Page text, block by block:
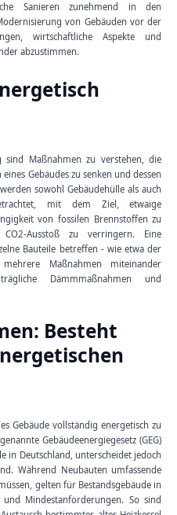
Sanieren zunehmend in den
von Gebäuden vor der
wirtschaftliche Aspekte und
abzustimmen.
sind Maßnahmen zu verstehen, die
Gebäudes zu senken und dessen
sowohl Gebäudehülle als auch
mit dem Ziel, etwaige
von fossilen Brennstoffen zu
Ausstoß zu verringern. Eine
Bauteile betreffen - wie etwa der
Maßnahmen miteinander
Dämmmaßnahmen und
Besteht
Gebäude vollständig energetisch zu
Gebäudeenergiegesetz (GEG)
in Deutschland, unterscheidet jedoch
Während Neubauten umfassende
gelten für Bestandsgebäude in
Mindestanforderungen. So sind